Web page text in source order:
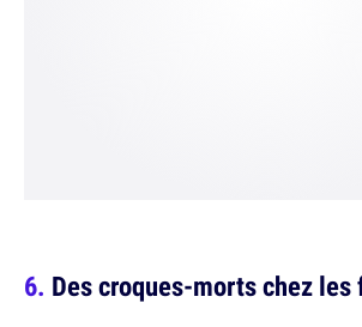
Des croques-morts chez